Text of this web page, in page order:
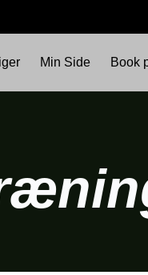
Min Side Book